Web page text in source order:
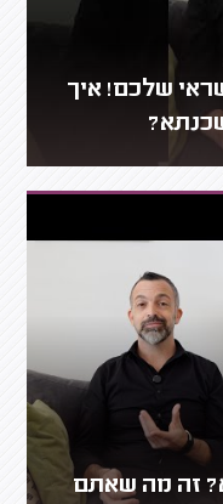
שלכם! איך
זה מה שאתם